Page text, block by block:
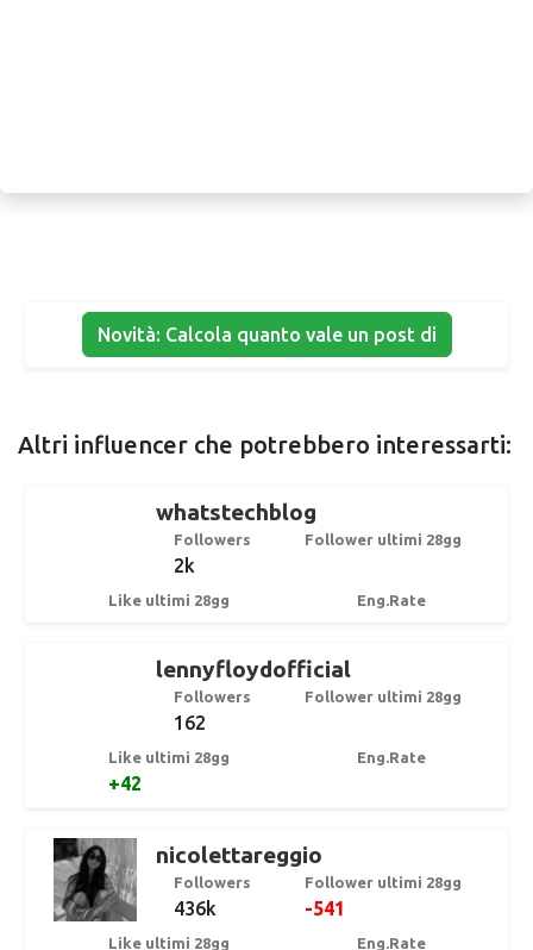
Novità: Calcola quanto vale un post di
Altri influencer che potrebbero interessarti:
whatstechblog
Followers
2k
Follower ultimi 28gg
Like ultimi 28gg Eng.Rate
lennyfloydofficial
Followers
162
Follower ultimi 28gg
Like ultimi 28gg
+42
Eng.Rate
nicolettareggio
Followers
436k
Follower ultimi 28gg
-541
Like ultimi 28gg Eng.Rate